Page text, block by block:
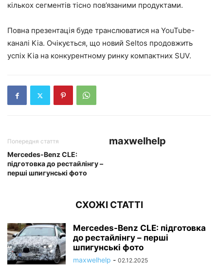
кількох сегментів тісно пов’язаними продуктами.
Повна презентація буде транслюватися на YouTube-
каналі Kia. Очікується, що новий Seltos продовжить
успіх Kia на конкурентному ринку компактних SUV.
Попередня стаття
Mercedes-Benz CLE:
підготовка до рестайлінгу –
перші шпигунські фото
maxwelhelp
СХОЖІ СТАТТІ
Mercedes-Benz CLE: підготовка
до рестайлінгу – перші
шпигунські фото
maxwelhelp - 02.12.2025